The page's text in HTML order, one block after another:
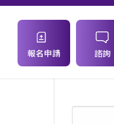
報名申請 諮詢